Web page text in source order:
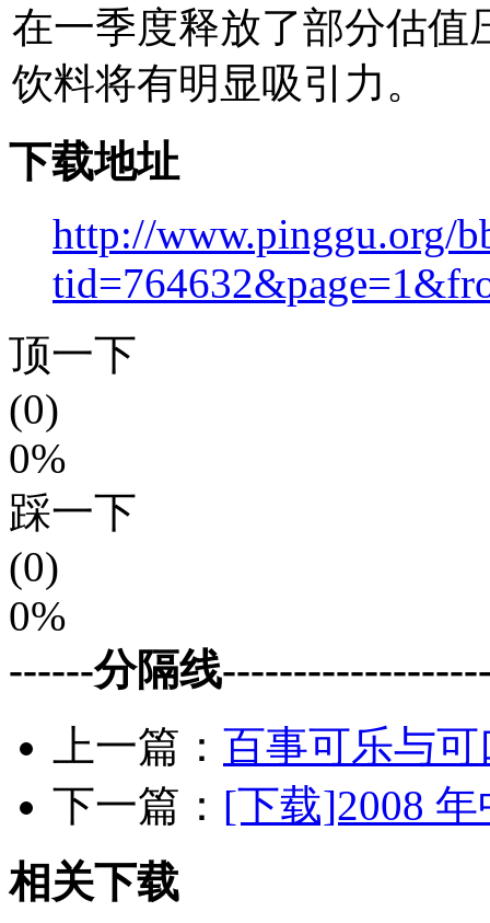
在一季度释放了部分估值
饮料将有明显吸引力。
下载地址
http://www.pinggu.org/
顶一下
(0)
0%
踩一下
(0)
0%
------分隔线
上一篇： 百事可乐与
下一篇： [下载]2008
相关下载